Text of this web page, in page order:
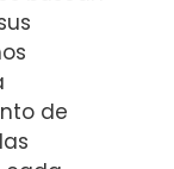
de